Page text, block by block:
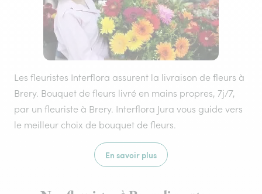
Les fleuristes Interflora assurent la livraison de fleurs à
Brery. Bouquet de fleurs livré en mains propres, 7j/7,
par un fleuriste à Brery. Interflora Jura vous guide vers
le meilleur choix de bouquet de fleurs.
En savoir plus